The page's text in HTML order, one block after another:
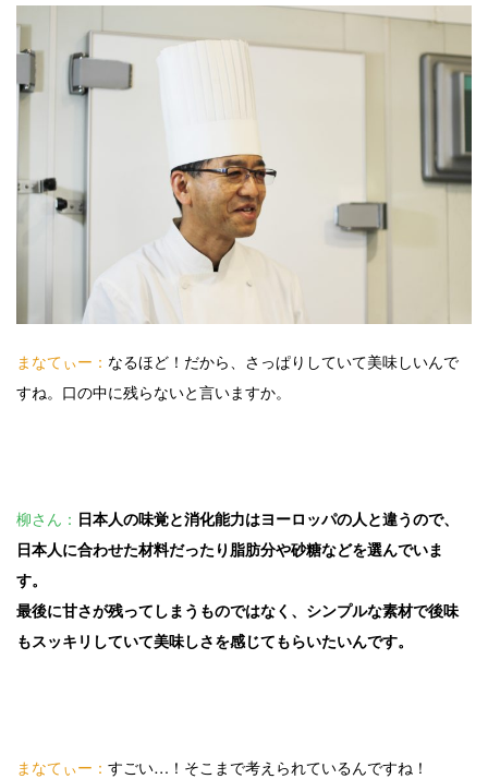
まなてぃー： なるほど！だから、さっぱりしていて美味しいんで
すね。口の中に残らないと言いますか。
柳さん： 日本人の味覚と消化能力はヨーロッパの人と違うので、
日本人に合わせた材料だったり脂肪分や砂糖などを選んでいま
す。
最後に甘さが残ってしまうものではなく、シンプルな素材で後味
もスッキリしていて美味しさを感じてもらいたいんです。
まなてぃー： すごい…！そこまで考えられているんですね！